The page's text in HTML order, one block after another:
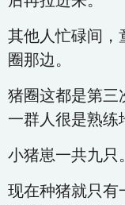
其他人忙碌间，
圈那边。
猪圈这都是第三
一群人很是熟练
小猪崽一共九只。
现在种猪就只有